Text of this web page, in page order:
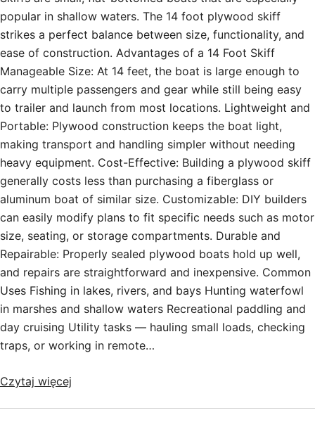
popular in shallow waters. The 14 foot plywood skiff
strikes a perfect balance between size, functionality, and
ease of construction. Advantages of a 14 Foot Skiff
Manageable Size: At 14 feet, the boat is large enough to
carry multiple passengers and gear while still being easy
to trailer and launch from most locations. Lightweight and
Portable: Plywood construction keeps the boat light,
making transport and handling simpler without needing
heavy equipment. Cost-Effective: Building a plywood skiff
generally costs less than purchasing a fiberglass or
aluminum boat of similar size. Customizable: DIY builders
can easily modify plans to fit specific needs such as motor
size, seating, or storage compartments. Durable and
Repairable: Properly sealed plywood boats hold up well,
and repairs are straightforward and inexpensive. Common
Uses Fishing in lakes, rivers, and bays Hunting waterfowl
in marshes and shallow waters Recreational paddling and
day cruising Utility tasks — hauling small loads, checking
traps, or working in remote…
Czytaj więcej